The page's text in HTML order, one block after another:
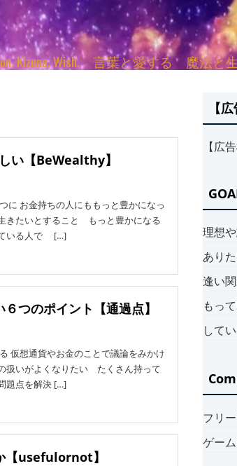
Kizuna, Wish. 言葉と愛する 魔法
い【BeWealthy】
に お金持ちの人にももっと豊かになっ
きたいとすること もっと豊かになる
ている人で […]
つのポイント【通過点】
仮想通貨やお金のことで議論をみかけ
扱いがよくなりたい たくさん持って
題点を解決 […]
【usefulornot】
【
【広
理想
あり
逢い
もっ
して
フリ
ゲー